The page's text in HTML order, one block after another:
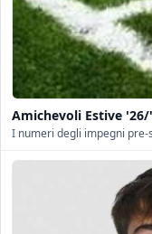
Amichevoli Estive
I numeri degli impegni pre-